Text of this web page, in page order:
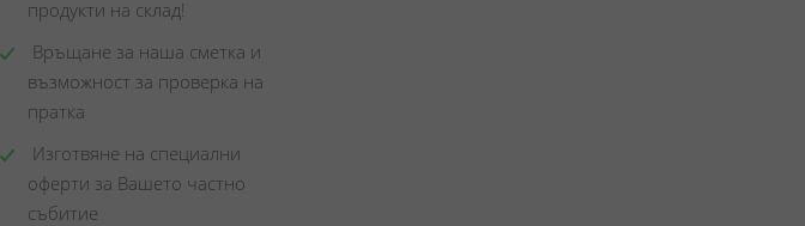
продукти на склад!
Връщане за наша сметка и
възможност за проверка на
пратка
Изготвяне на специални
оферти за Вашето частно
събитие